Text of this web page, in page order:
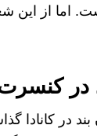
اما از این
در
در کانادا